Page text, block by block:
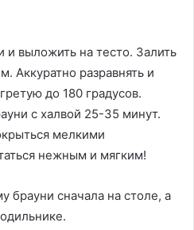
и выложить на тесто. Залить
Аккуратно разравнять и
до 180 градусов.
с халвой 25-35 минут.
мелкими
нежным и мягким!
брауни сначала на столе, а